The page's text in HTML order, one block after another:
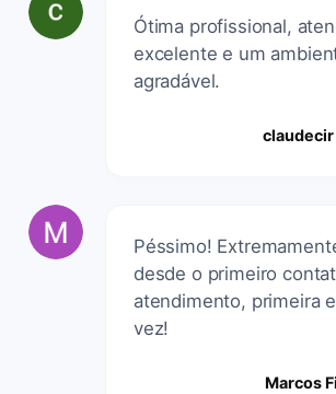
Ótima profissional,
excelente e um
agradável.
Péssimo!
desde o primeiro
atendimento, primeira
vez!
Marcos